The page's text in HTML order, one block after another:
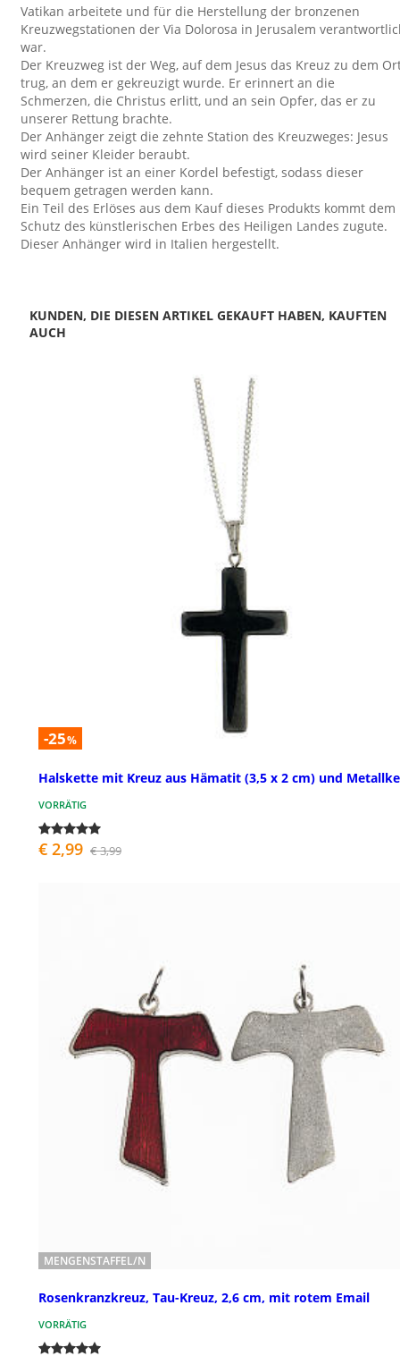
Vatikan arbeitete und für die Herstellung der bronzenen
Kreuzwegstationen der Via Dolorosa in Jerusalem
war.
Der Kreuzweg ist der Weg, auf dem Jesus das Kreuz zu dem
trug, an dem er gekreuzigt wurde. Er erinnert an die
Schmerzen, die Christus erlitt, und an sein Opfer, das er zu
unserer Rettung brachte.
Der Anhänger zeigt die zehnte Station des Kreuzweges: Jesus
wird seiner Kleider beraubt.
Der Anhänger ist an einer Kordel befestigt, sodass dieser
bequem getragen werden kann.
Ein Teil des Erlöses aus dem Kauf dieses Produkts kommt dem
Schutz des künstlerischen Erbes des Heiligen Landes zugute.
Dieser Anhänger wird in Italien hergestellt.
KUNDEN, DIE DIESEN ARTIKEL GEKAUFT HABEN, KAUFTEN
AUCH
-25%
Halskette mit Kreuz aus Hämatit (3,5 x 2 cm) und
VORRÄTIG
€ 2,99 € 3,99
MENGENSTAFFEL/N
Rosenkranzkreuz, Tau-Kreuz, 2,6 cm, mit rotem Email
VORRÄTIG